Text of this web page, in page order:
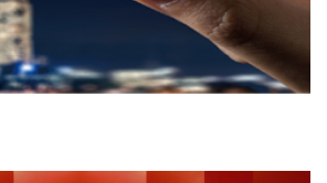
过一项联邦政府临时拨款法案，以避免
期后“停摆”。
委、省政府召开全省防御应对13号台
调度会。省委书记王浩肯定了全省前一阶